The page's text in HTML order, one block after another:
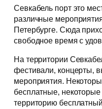
Севкабель порт это
различные
Петербурге. Сюда
свободное время с
На территории
фестивали, концерты,
мероприятия.
бесплатные,
территорию